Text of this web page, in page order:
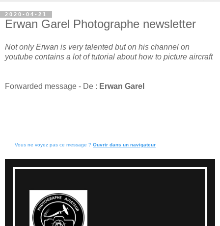
2020-04-21
Erwan Garel Photographe newsletter
Not only Erwan is very talented but on his channel on
youtube contains a lot of tutorial about how to picture aircraft
Forwarded message - De : Erwan Garel
Vous ne voyez pas ce message ? Ouvrir dans un navigateur